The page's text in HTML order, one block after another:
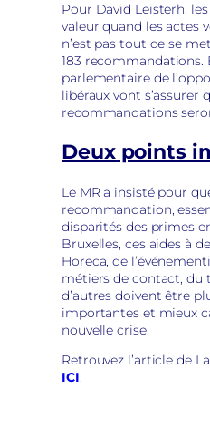
Pour David Leisterh,
valeur quand les actes
n’est pas tout de se
183 recommandations.
parlementaire de
libéraux vont s’assurer
recommandations
Deux points
Le MR a insisté pour
recommandation,
disparités des primes
Bruxelles, ces aides à
Horeca, de
métiers de contact, du
d’autres doivent être
importantes et mieux
nouvelle crise.
Retrouvez l’article de
ICI.